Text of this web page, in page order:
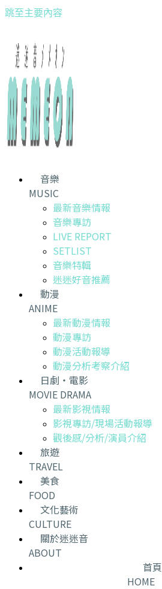
跳至主要內容
音樂
MUSIC
最新音樂情報
音樂專訪
LIVE REPORT
SETLIST
音樂特輯
迷迷好音推薦
動漫
ANIME
最新動漫情報
動漫專訪
動漫活動報導
動漫分析考察介紹
日劇・電影
MOVIE DRAMA
最新影視情報
影視專訪/現場活動報導
觀後感/分析/演員介紹
旅遊
TRAVEL
美食
FOOD
文化藝術
CULTURE
關於迷迷音
ABOUT
首頁
HOME